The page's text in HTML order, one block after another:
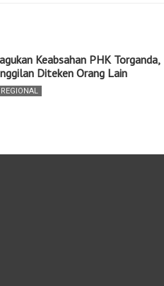
Keabsahan PHK Torganda,
Diteken Orang Lain
REGIONAL